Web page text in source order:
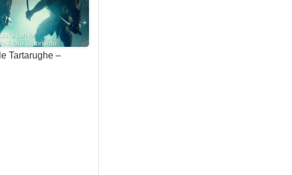
Tartarughe –